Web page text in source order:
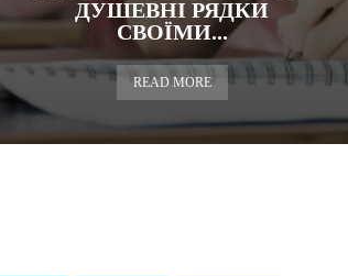
ДУШЕВНІ РЯДКИ
СВОЇМИ...
READ MORE